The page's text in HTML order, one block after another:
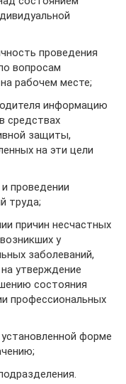
проведения
вопросам
рабочем месте;
информацию
средствах
защиты,
на эти цели
проведении
труда;
причин несчастных
у
заболеваний,
утверждение
состояния
профессиональных
форме